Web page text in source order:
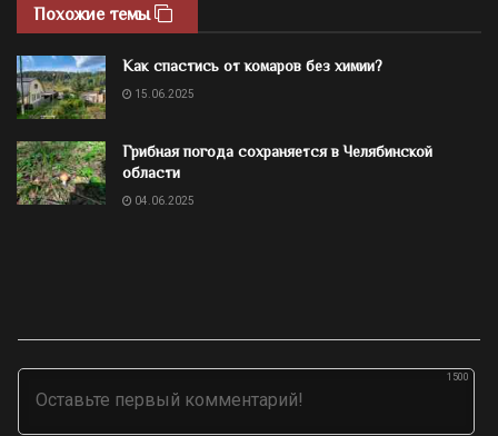
Похожие темы
Как спастись от комаров без химии?
15.06.2025
Грибная погода сохраняется в Челябинской
области
04.06.2025
1500